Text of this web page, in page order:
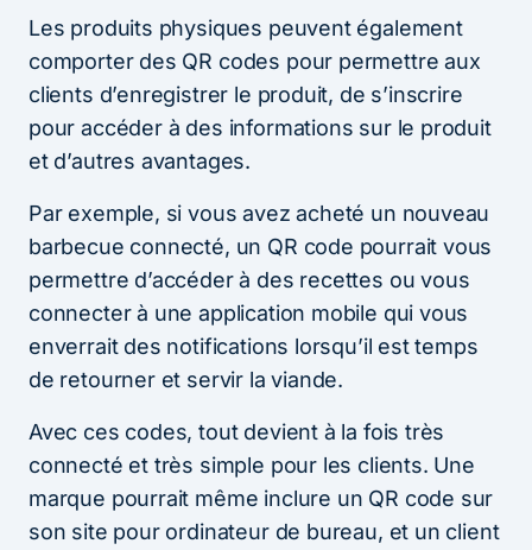
Les produits physiques peuvent également
comporter des QR codes pour permettre aux
clients d’enregistrer le produit, de s’inscrire
pour accéder à des informations sur le produit
et d’autres avantages.
Par exemple, si vous avez acheté un nouveau
barbecue connecté, un QR code pourrait vous
permettre d’accéder à des recettes ou vous
connecter à une application mobile qui vous
enverrait des notifications lorsqu’il est temps
de retourner et servir la viande.
Avec ces codes, tout devient à la fois très
connecté et très simple pour les clients. Une
marque pourrait même inclure un QR code sur
son site pour ordinateur de bureau, et un client